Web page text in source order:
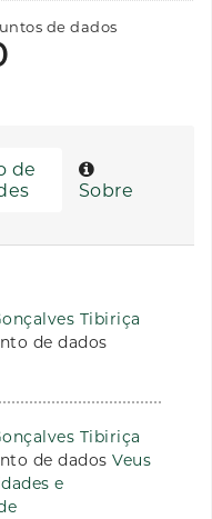
de dados
de
Sobre
Tibiriça
de dados
Tibiriça
de dados Veus
e